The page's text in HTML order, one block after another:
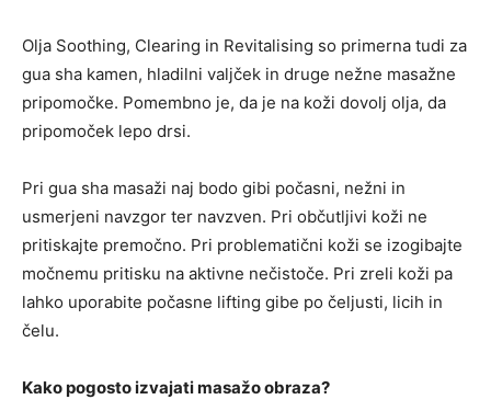
Olja Soothing, Clearing in Revitalising so primerna tudi za
gua sha kamen, hladilni valjček in druge nežne masažne
pripomočke. Pomembno je, da je na koži dovolj olja, da
pripomoček lepo drsi.
Pri gua sha masaži naj bodo gibi počasni, nežni in
usmerjeni navzgor ter navzven. Pri občutljivi koži ne
pritiskajte premočno. Pri problematični koži se izogibajte
močnemu pritisku na aktivne nečistoče. Pri zreli koži pa
lahko uporabite počasne lifting gibe po čeljusti, licih in
čelu.
Kako pogosto izvajati masažo obraza?